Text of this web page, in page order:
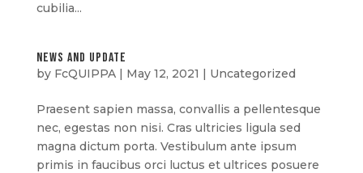
cubilia...
news and update
by FcQUIPPA| May 12, 2021 | Uncategorized
Praesent sapien massa, convallis a pellentesque
nec, egestas non nisi. Cras ultricies ligula sed
magna dictum porta. Vestibulum ante ipsum
primis in faucibus orci luctus et ultrices posuere